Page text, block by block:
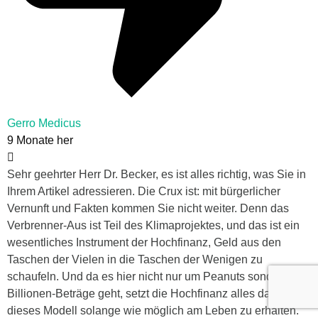
Gerro Medicus
9 Monate her
Sehr geehrter Herr Dr. Becker, es ist alles richtig, was Sie in
Ihrem Artikel adressieren. Die Crux ist: mit bürgerlicher
Vernunft und Fakten kommen Sie nicht weiter. Denn das
Verbrenner-Aus ist Teil des Klimaprojektes, und das ist ein
wesentliches Instrument der Hochfinanz, Geld aus den
Taschen der Vielen in die Taschen der Wenigen zu
schaufeln. Und da es hier nicht nur um Peanuts sondern um
Billionen-Beträge geht, setzt die Hochfinanz alles daran,
dieses Modell solange wie möglich am Leben zu erhalten.